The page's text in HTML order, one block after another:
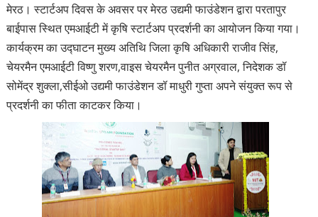
मेरठ। स्टार्टअप दिवस के अवसर पर मेरठ उद्यमी फाउंडेशन द्वारा परतापुर
बाईपास स्थित एमआईटी में कृषि स्टार्टअप प्रदर्शनी का आयोजन किया गया।
कार्यक्रम का उद्घाटन मुख्य अतिथि जिला कृषि अधिकारी राजीव सिंह,
चेयरमैन एमआईटी विष्णु शरण,वाइस चेयरमैन पुनीत अग्रवाल, निदेशक डॉ
सोमेंद्र शुक्ला,सीईओ उद्यमी फाउंडेशन डॉ माधुरी गुप्ता अपने संयुक्त रूप से
प्रदर्शनी का फीता काटकर किया।